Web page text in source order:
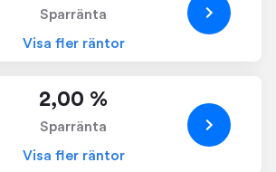
Sparränta
Visa fler räntor
2,00 %
Sparränta
Visa fler räntor